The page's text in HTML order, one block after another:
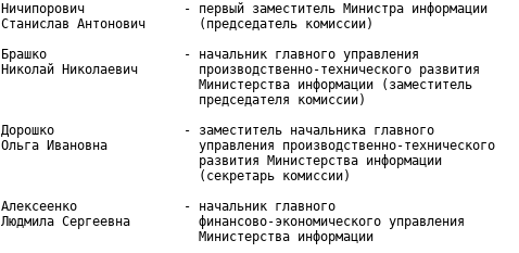
Ничипорович             - первый заместитель Министра информации
Станислав Антонович       (председатель комиссии)
Брашко                  - начальник главного управления
Николай Николаевич        производственно-технического развития
                          Министерства информации (заместитель
                          председателя комиссии)
Дорошко                 - заместитель начальника главного
Ольга Ивановна            управления производственно-технического
                          развития Министерства информации
                          (секретарь комиссии)
Алексеенко              - начальник главного
Людмила Сергеевна         финансово-экономического управления
                          Министерства информации